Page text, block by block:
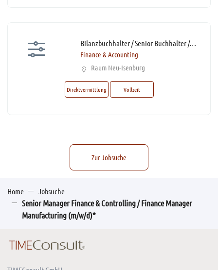
Bilanzbuchhalter / Senior Buchhalter / Senior Accountant (m/w/d)* mit DATEV-Kenntnissen
Finance & Accounting
Raum Neu-Isenburg
Direktvermittlung Vollzeit
Zur Jobsuche
Home Jobsuche
Senior Manager Finance & Controlling / Finance Manager
Manufacturing (m/w/d)*